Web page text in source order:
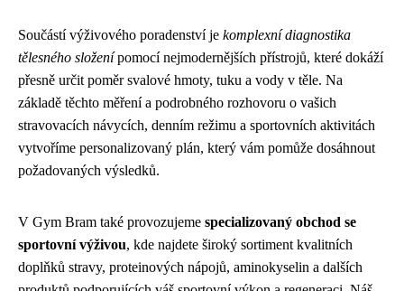
Součástí výživového poradenství je komplexní diagnostika
tělesného složenípomocí nejmodernějších přístrojů, které dokáží
přesně určit poměr svalové hmoty, tuku a vody v těle. Na
základě těchto měření a podrobného rozhovoru o vašich
stravovacích návycích, denním režimu a sportovních aktivitách
vytvoříme personalizovaný plán, který vám pomůže dosáhnout
požadovaných výsledků.
V Gym Bram také provozujeme specializovaný obchod se
sportovní výživou, kde najdete široký sortiment kvalitních
doplňků stravy, proteinových nápojů, aminokyselin a dalších